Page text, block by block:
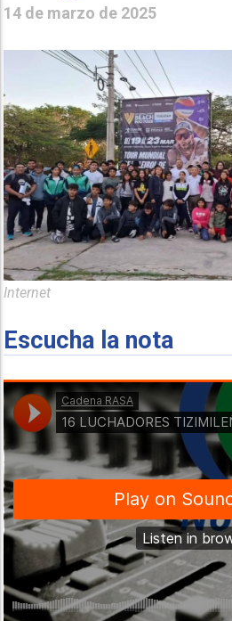
14 de marzo de 2025
Internet
Escucha la nota